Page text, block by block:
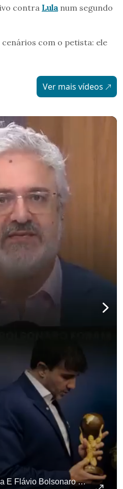
contra Lulanum segundo
com o petista: ele
Ver mais vídeos
Renan Santos Critica Lula E Flávio Bolsonaro E Diz Que Os Dois São Lados Da Mesma Moeda.